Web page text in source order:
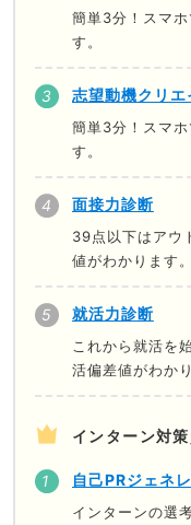
簡単3分！スマ
す。
志望動機クリエ
簡単3分！スマ
す。
面接力診断
39点以下はアウ
値がわかります。
就活力診断
これから就活を
活偏差値がわか
インターン対
自己PRジェネ
インターンの選